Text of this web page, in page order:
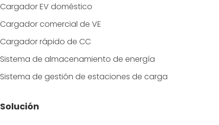
Cargador EV doméstico
Cargador comercial de VE
Cargador rápido de CC
Sistema de almacenamiento de energía
Sistema de gestión de estaciones de carga
Solución